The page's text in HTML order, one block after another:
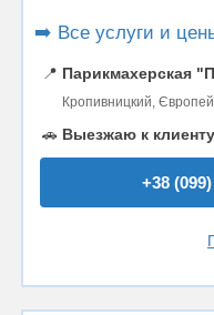
➡️ Все услуги и
📍 Парикмахерская
Кропивницкий,
🚗 Выезжаю к клиенту
+38